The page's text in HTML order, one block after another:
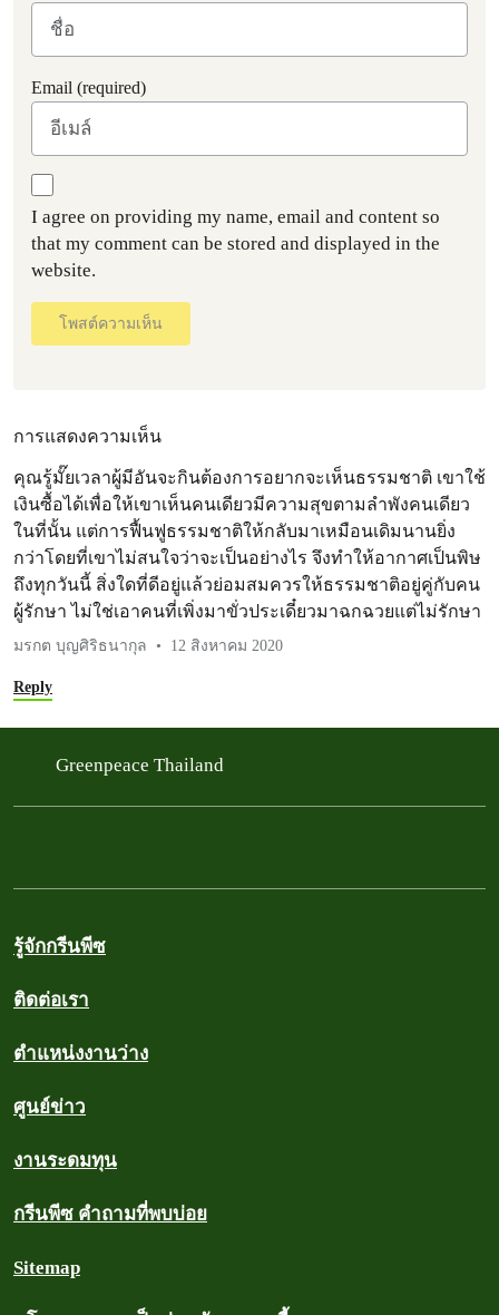
Email (required)
I agree on providing my name, email and content so
that my comment can be stored and displayed in the
website.
โพสต์ความเห็น
การแสดงความเห็น
คุณรู้มั๊ยเวลาผู้มีอันจะกินต้องการอยากจะเห็นธรรมชาติ เขาใช้
เงินซื้อได้เพื่อให้เขาเห็นคนเดียวมีความสุขตามลำพังคนเดียว
ในที่นั้น แต่การฟื้นฟูธรรมชาติให้กลับมาเหมือนเดิมนานยิ่ง
กว่าโดยที่เขาไม่สนใจว่าจะเป็นอย่างไร จึงทำให้อากาศเป็นพิษ
ถึงทุกวันนี้ สิ่งใดที่ดีอยู่แล้วย่อมสมควรให้ธรรมชาติอยู่คู่กับคน
ผู้รักษา ไม่ใช่เอาคนที่เพิ่งมาขั่วประเดี๋ยวมาฉกฉวยแต่ไม่รักษา
มรกต บุญศิริธนากุล 12 สิงหาคม 2020
Reply
Greenpeace Thailand
รู้จักกรีนพีซ
ติดต่อเรา
ตำแหน่งงานว่าง
ศูนย์ข่าว
งานระดมทุน
กรีนพีซ คำถามที่พบบ่อย
Sitemap